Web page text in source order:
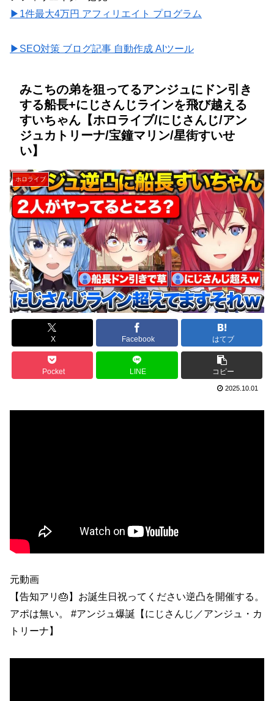
▶1件最大4万円 アフィリエイト プログラム
▶SEO対策 ブログ記事 自動作成 AIツール
みこちの弟を狙ってるアンジュにドン引き
する船長+にじさんじラインを飛び越える
すいちゃん【ホロライブ/にじさんじ/アン
ジュカトリーナ/宝鐘マリン/星街すいせ
い】
ホロライブ
X Facebook はてブ
Pocket LINE コピー
2025.10.01
元動画
【告知アリ🎂】お誕生日祝ってください逆凸を開催する。
アポは無い。 #アンジュ爆誕【にじさんじ／アンジュ・カ
トリーナ】